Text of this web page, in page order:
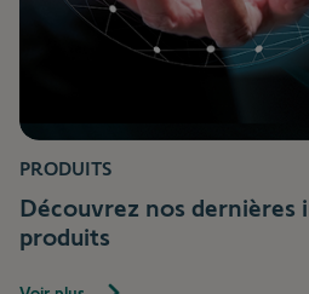
PRODUITS
Découvrez nos dernières
produits